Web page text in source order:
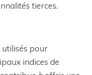
tierces.
utilisés pour
indices de